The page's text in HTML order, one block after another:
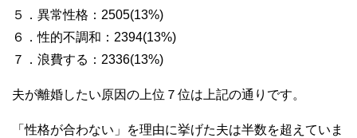
５．異常性格：2505(13%)
６．性的不調和：2394(13%)
７．浪費する：2336(13%)
夫が離婚したい原因の上位７位は上記の通りです。
「性格が合わない」を理由に挙げた夫は半数を超えていま